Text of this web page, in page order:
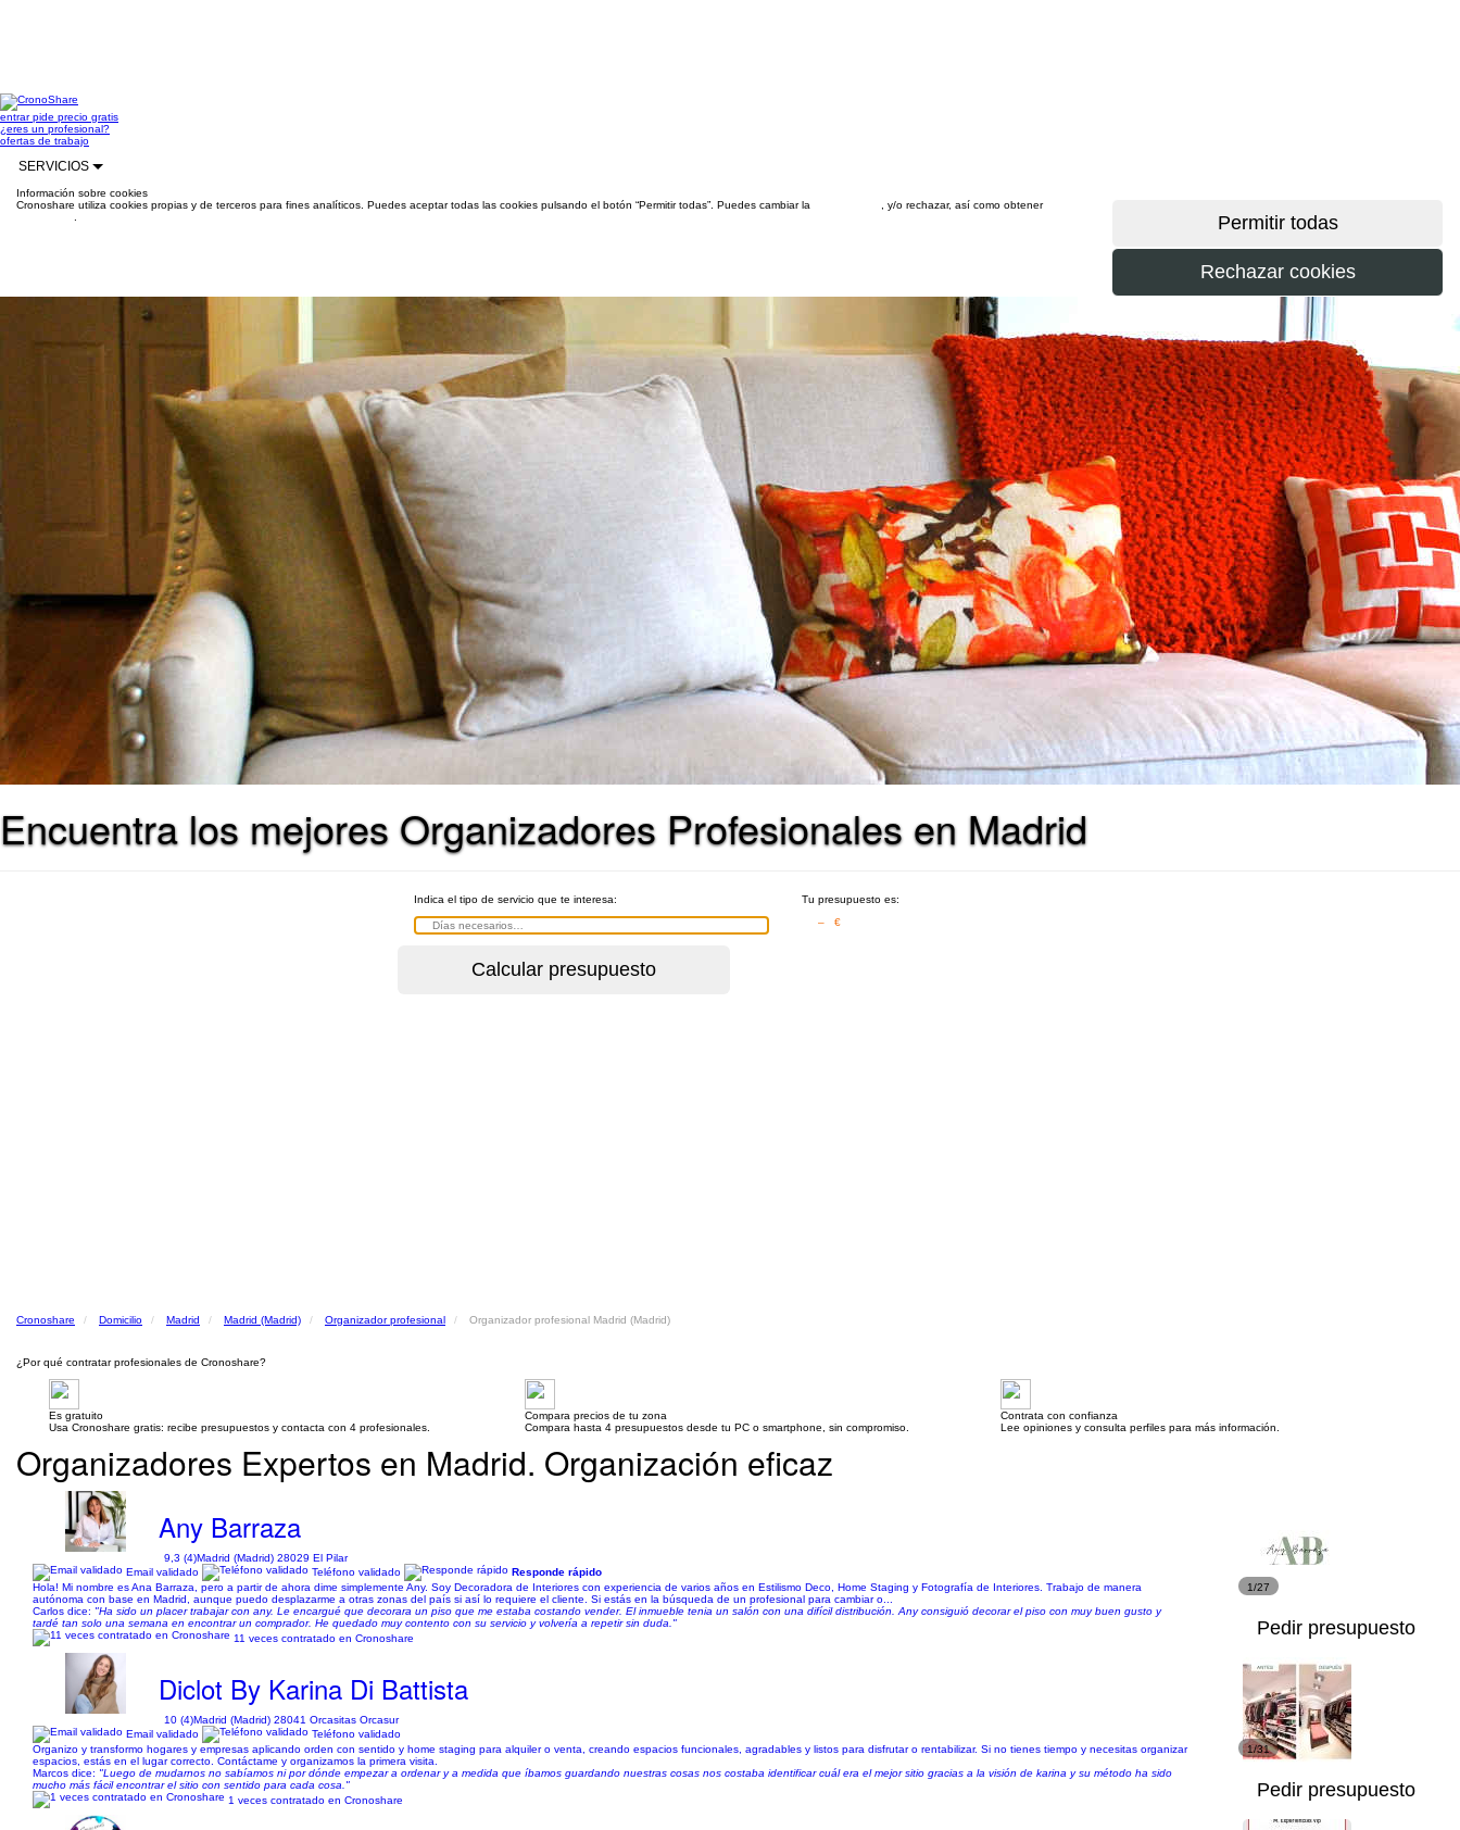
entrarpide precio gratis
¿eres un profesional?
ofertas de trabajo
SERVICIOS
Información sobre cookies
Cronoshare utiliza cookies propias y de terceros para fines analíticos. Puedes aceptar todas las cookies pulsando el botón “Permitir todas”. Puedes cambiar la
, y/o rechazar, así como obtener
Encuentra los mejores Organizadores Profesionales en Madrid
Indica el tipo de servicio que te interesa:
Tu presupuesto es:
– €
Cronoshare Domicilio Madrid Madrid (Madrid) Organizador profesional Organizador profesional Madrid (Madrid)
¿Por qué contratar profesionales de Cronoshare?
Es gratuito
Usa Cronoshare gratis: recibe presupuestos y contacta con 4 profesionales.
Compara precios de tu zona
Compara hasta 4 presupuestos desde tu PC o smartphone, sin compromiso.
Contrata con confianza
Lee opiniones y consulta perfiles para más información.
Organizadores Expertos en Madrid. Organización eficaz
Any Barraza
9,3 (4)Madrid (Madrid) 28029 El Pilar
Email validado
Teléfono validado
Responde rápido
Hola! Mi nombre es Ana Barraza, pero a partir de ahora dime simplemente Any. Soy Decoradora de Interiores con experiencia de varios años en Estilismo Deco, Home Staging y Fotografía de Interiores. Trabajo de manera
autónoma con base en Madrid, aunque puedo desplazarme a otras zonas del país si así lo requiere el cliente. Si estás en la búsqueda de un profesional para cambiar o...
Carlos dice: "Ha sido un placer trabajar con any. Le encargué que decorara un piso que me estaba costando vender. El inmueble tenia un salón con una difícil distribución. Any consiguió decorar el piso con muy buen gusto y
tardé tan solo una semana en encontrar un comprador. He quedado muy contento con su servicio y volvería a repetir sin duda."
11 veces contratado en Cronoshare
1/27
Pedir presupuesto
Diclot By Karina Di Battista
10 (4)Madrid (Madrid) 28041 Orcasitas Orcasur
Email validado
Teléfono validado
Organizo y transformo hogares y empresas aplicando orden con sentido y home staging para alquiler o venta, creando espacios funcionales, agradables y listos para disfrutar o rentabilizar. Si no tienes tiempo y necesitas organizar
espacios, estás en el lugar correcto. Contáctame y organizamos la primera visita.
Marcos dice: "Luego de mudarnos no sabíamos ni por dónde empezar a ordenar y a medida que íbamos guardando nuestras cosas nos costaba identificar cuál era el mejor sitio gracias a la visión de karina y su método ha sido
mucho más fácil encontrar el sitio con sentido para cada cosa."
1 veces contratado en Cronoshare
1/31
Pedir presupuesto